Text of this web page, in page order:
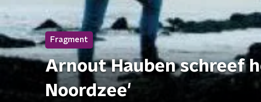
Fragment
Arnout Hauben schreef
Noordzee'